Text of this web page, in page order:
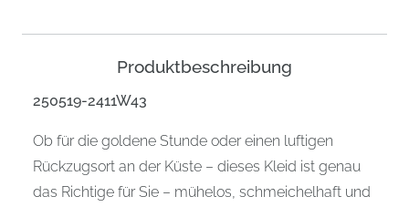
Produktbeschreibung
250519-2411W43
Ob für die goldene Stunde oder einen luftigen
Rückzugsort an der Küste – dieses Kleid ist genau
das Richtige für Sie – mühelos, schmeichelhaft und